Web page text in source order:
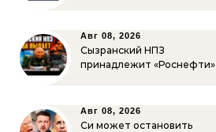
Авг 08, 2026
Сызранский НПЗ
принадлежит «Роснефти»
Авг 08, 2026
Си может остановить